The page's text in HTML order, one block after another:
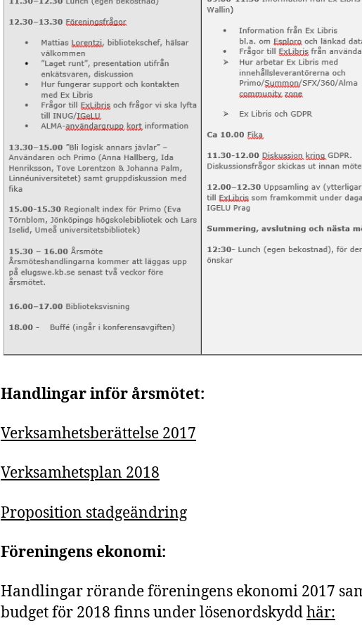
Handlingar inför årsmötet:
Verksamhetsberättelse 2017
Verksamhetsplan 2018
Proposition stadgeändring
Föreningens ekonomi:
Handlingar rörande föreningens ekonomi 2017
budget för 2018 finns under lösenordskyddhär: